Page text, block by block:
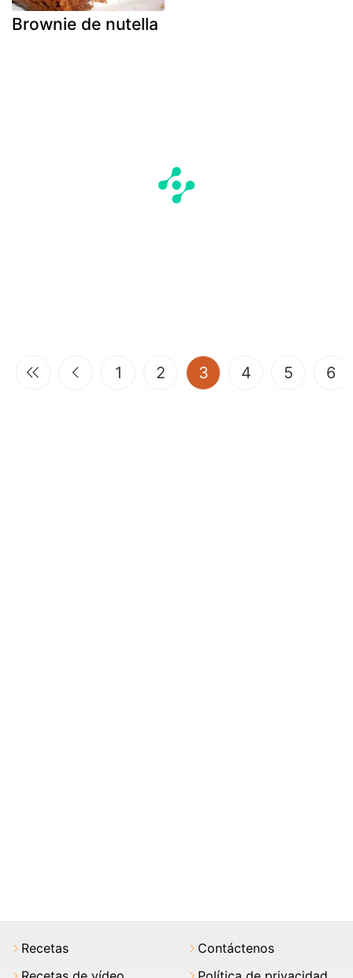
Brownie de nutella
1 2 3(current)
4 5 6
Recetas
Contáctenos